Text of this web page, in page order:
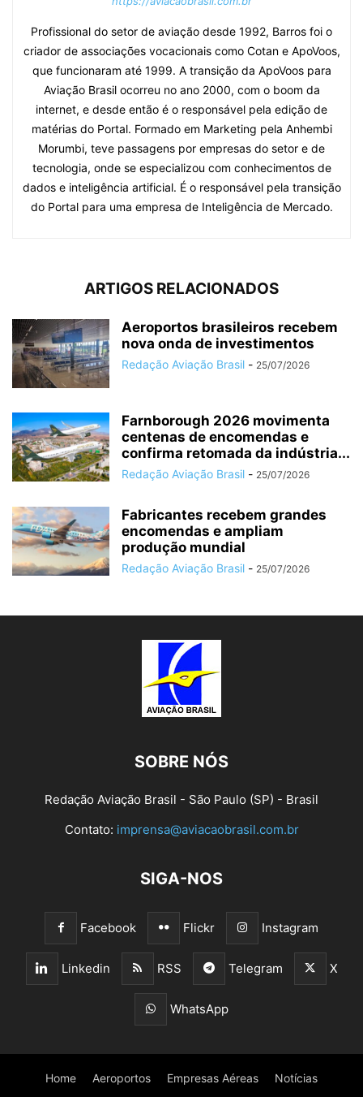
Profissional do setor de aviação desde 1992, Barros foi o
criador de associações vocacionais como Cotan e ApoVoos,
que funcionaram até 1999. A transição da ApoVoos para
Aviação Brasil ocorreu no ano 2000, com o boom da
internet, e desde então é o responsável pela edição de
matérias do Portal. Formado em Marketing pela Anhembi
Morumbi, teve passagens por empresas do setor e de
tecnologia, onde se especializou com conhecimentos de
dados e inteligência artificial. É o responsável pela transição
do Portal para uma empresa de Inteligência de Mercado.
ARTIGOS RELACIONADOS
Aeroportos brasileiros recebem
nova onda de investimentos
Redação Aviação Brasil - 25/07/2026
Farnborough 2026 movimenta
centenas de encomendas e
confirma retomada da indústria...
Redação Aviação Brasil - 25/07/2026
Fabricantes recebem grandes
encomendas e ampliam
produção mundial
Redação Aviação Brasil - 25/07/2026
SOBRE NÓS
Redação Aviação Brasil - São Paulo (SP) - Brasil
Contato: imprensa@aviacaobrasil.com.br
SIGA-NOS
Facebook Flickr Instagram
Linkedin RSS Telegram X
WhatsApp
Home Aeroportos Empresas Aéreas Notícias